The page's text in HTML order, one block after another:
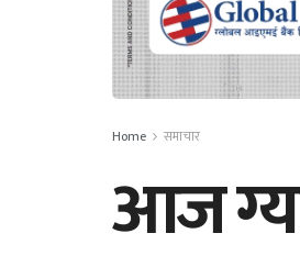
Home समाचार
आज